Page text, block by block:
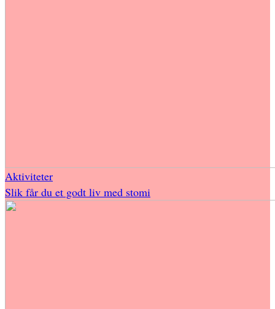
Aktiviteter
Slik får du et godt liv med stomi